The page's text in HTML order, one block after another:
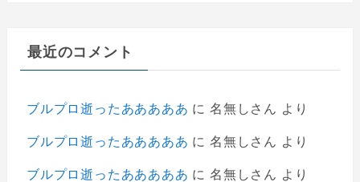
最近のコメント
ブルプロ逝ったあああああ に 名無しさん より
ブルプロ逝ったあああああ に 名無しさん より
ブルプロ逝ったあああああ に 名無しさん より